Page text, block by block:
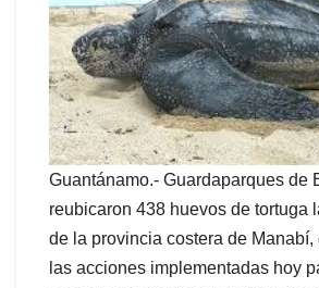
Guantánamo.- Guardaparques de
reubicaron 438 huevos de tortuga
de la provincia costera de Manabí,
las acciones implementadas hoy